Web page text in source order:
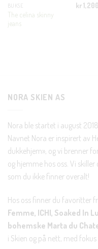
BUKSE
The celina skinny
jeans
kr
NORA SKIEN AS
Nora ble startet i august
Navnet Nora er inspirert av
dukkehjem», og vi brenner
og hjemme hos oss. Vi
som du ikke finner overalt!
Hos oss finner du favoritter
Femme, ICHI, Soaked In
bohemske Marta du
i Skien og på nett, med
Bli en del av Nora-